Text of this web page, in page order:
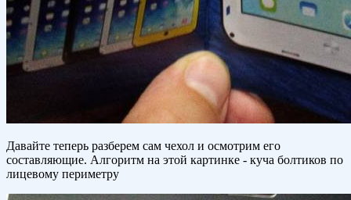
Давайте теперь разберем сам чехол и осмотрим его
составляющие. Алгоритм на этой картинке - куча болтиков по
лицевому периметру